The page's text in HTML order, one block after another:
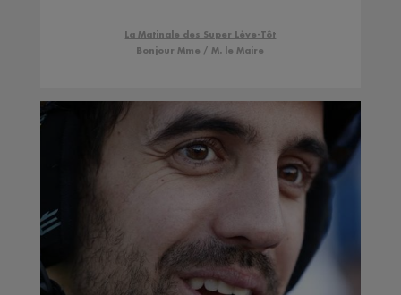
La Matinale des Super Lève-Tôt
Bonjour Mme / M. le Maire